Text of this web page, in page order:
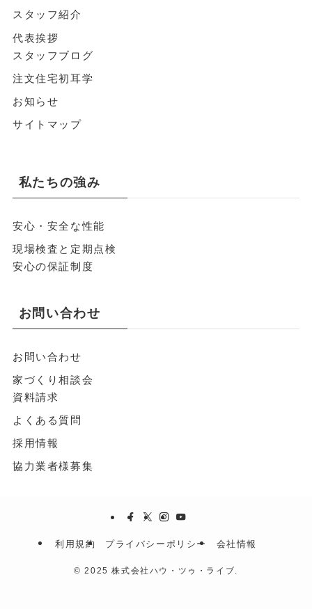
スタッフ紹介
代表挨拶
スタッフブログ
注文住宅初耳学
お知らせ
サイトマップ
私たちの強み
安心・安全な性能
現場検査と定期点検
安心の保証制度
お問い合わせ
お問い合わせ
家づくり相談会
資料請求
よくある質問
採用情報
協力業者様募集
利用規約 プライバシーポリシー 会社情報
© 2025 株式会社ハウ・ツゥ・ライブ.